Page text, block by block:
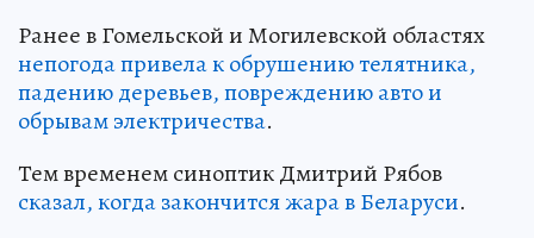
Ранее в Гомельской и Могилевской областях
непогода привела к обрушению телятника,
падению деревьев, повреждению авто и
обрывам электричества.
Тем временем синоптик Дмитрий Рябов
сказал, когда закончится жара в Беларуси.